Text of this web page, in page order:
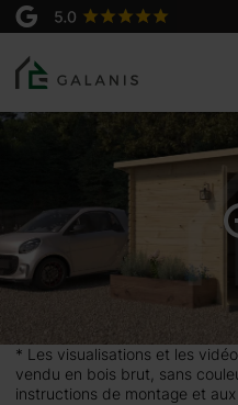
* Les visualisations et les
vendu en bois brut, sans
instructions de montage et aux
Produit:
Marjolaine 3,5x2m, en 34 mm
2070 €